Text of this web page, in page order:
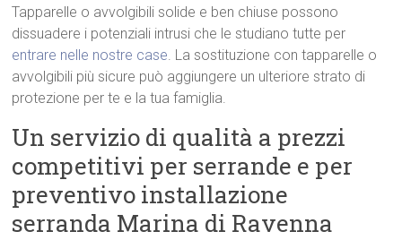
Tapparelle o avvolgibili solide e ben chiuse possono
dissuadere i potenziali intrusi che le studiano tutte per
entrare nelle nostre case. La sostituzione con tapparelle o
avvolgibili più sicure può aggiungere un ulteriore strato di
protezione per te e la tua famiglia.
Un servizio di qualità a prezzi
competitivi per serrande e per
preventivo installazione
serranda Marina di Ravenna